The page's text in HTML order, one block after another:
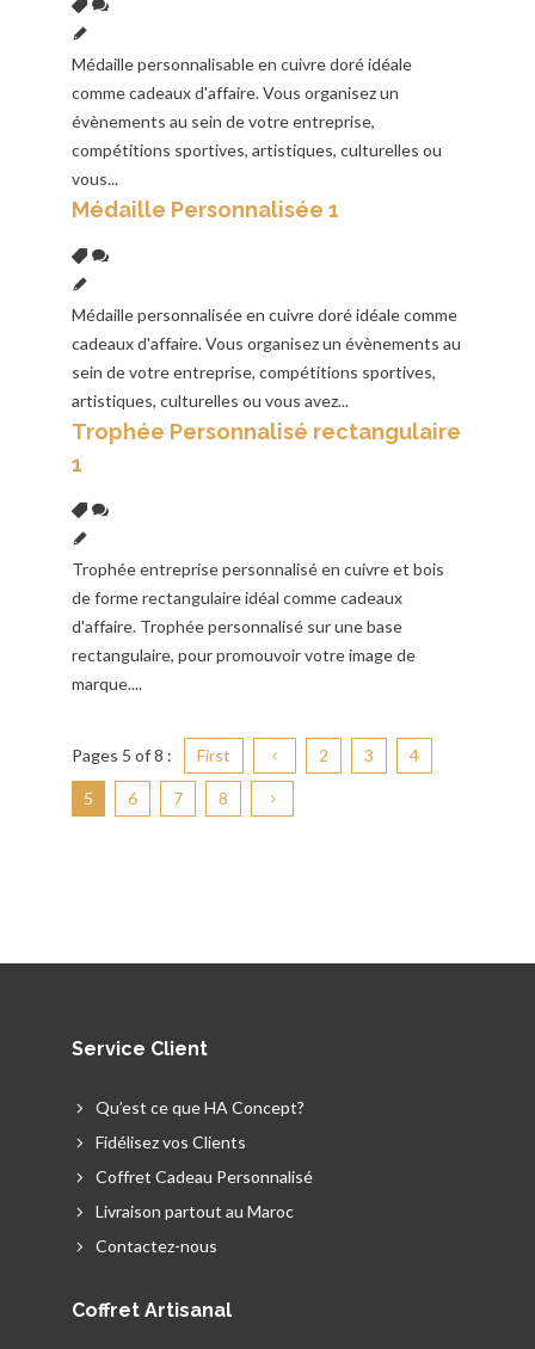
Médaille personnalisable en cuivre doré idéale
comme cadeaux d'affaire. Vous organisez un
évènements au sein de votre entreprise,
compétitions sportives, artistiques, culturelles ou
vous...
Médaille Personnalisée 1
Médaille personnalisée en cuivre doré idéale comme
cadeaux d'affaire. Vous organisez un évènements au
sein de votre entreprise, compétitions sportives,
artistiques, culturelles ou vous avez...
Trophée Personnalisé rectangulaire
1
Trophée entreprise personnalisé en cuivre et bois
de forme rectangulaire idéal comme cadeaux
d'affaire. Trophée personnalisé sur une base
rectangulaire, pour promouvoir votre image de
marque....
Pages 5 of 8 : First 2 3 4
5 6 7 8
Service Client
Qu’est ce que HA Concept?
Fidélisez vos Clients
Coffret Cadeau Personnalisé
Livraison partout au Maroc
Contactez-nous
Coffret Artisanal